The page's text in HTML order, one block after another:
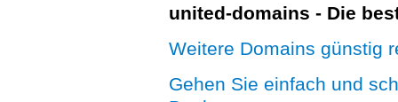
united-domains - Die
Weitere Domains günstig
Gehen Sie einfach und